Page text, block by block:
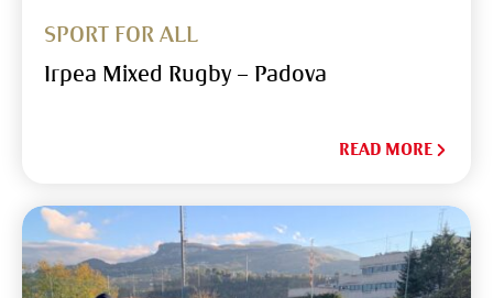
SPORT FOR ALL
Irpea Mixed Rugby – Padova
READ MORE